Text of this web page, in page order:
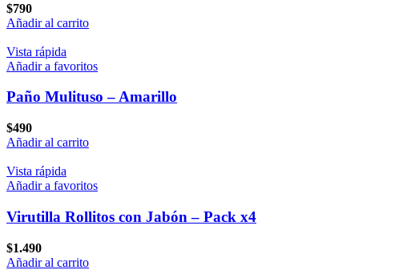
$790
Añadir al carrito
Vista rápida
Añadir a favoritos
Paño Mulituso – Amarillo
$490
Añadir al carrito
Vista rápida
Añadir a favoritos
Virutilla Rollitos con Jabón – Pack x4
$1.490
Añadir al carrito